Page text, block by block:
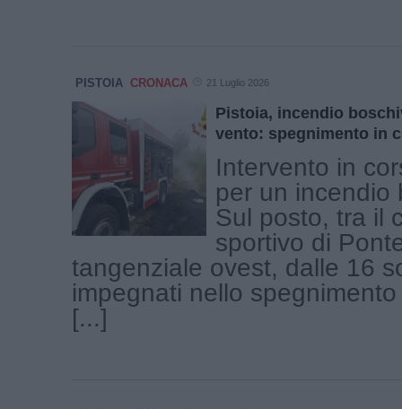
PISTOIA CRONACA 21 Luglio 2026
Pistoia, incendio
vento: spegnimento in
Intervento in
per un incendio
Sul posto, tra il
sportivo di
tangenziale ovest, dalle 16
impegnati nello
[...]